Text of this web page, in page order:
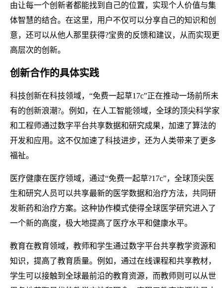
由让每一个创新者都能找到自己的位置，实现个人价值与集
体智慧的结合。在这里，用户不仅可以分享自己的知识和创
意，还可以从他人那里获得?宝贵的反馈和建议，从而实现更
高层次的创新。
创新合作的具体实践
科技创新在科技领域，“免费一起草17c”正在推动一场前所未
有的创新浪潮?。例如，在人工智能领域，全球的顶尖科学家
和工程师通过数字平台共享数据和研究成果，加速了算法的
开发和应用。这不仅加速了科技进步，还为人类带来了更多
福祉。
医疗健康在医疗领域，通过“免费一起草?17c”，全球顶尖医
生和研究人员可以共享最新的医学数据和治疗方法，共同研
发新药和治疗方案。这种协作模式使得全球医学研究进入了
一个新的高度，极大地提高了医疗水平和健康水平。
教育在教育领域，教师和学生通过数字平台共享教学资源和
知识，提高了教育质量。例如，通过在线课程和共享教材，
学生可以接触到全球最前沿的教育资源，而教师则可以从世